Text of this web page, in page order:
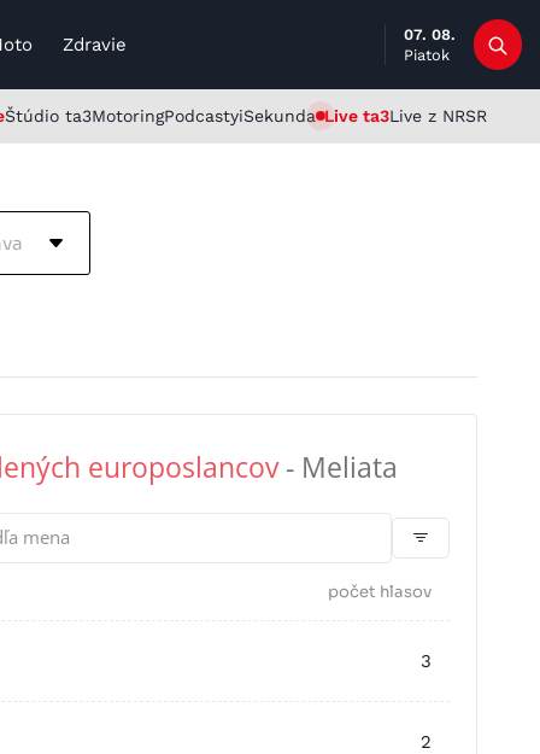
Zdravie
07. 08.
Piatok
Štúdio ta3MotoringPodcastyiSekunda Live ta3Live z NRSR
europoslancov- Meliata
počet hlasov
3
2